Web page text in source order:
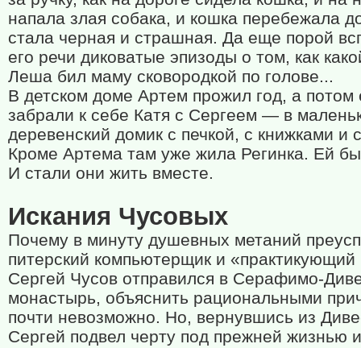
напала злая собака, и кошка перебежала
стала черная и страшная. Да еще порой
его речи диковатые эпизоды о том, как
Леша бил маму сковородкой по голове...
В детском доме Артем прожил год, а потом
забрали к себе Катя с Сергеем — в
деревенский домик с печкой, с книжками и
Кроме Артема там уже жила Регинка. Ей
И стали они жить вместе.
Искания Чусовых
Почему в минуту душевных метаний
питерский компьютерщик и «практикующий
Сергей Чусов отправился в Серафимо-
монастырь, объяснить рациональными
почти невозможно. Но, вернувшись из
Сергей подвел черту под прежней жизнью